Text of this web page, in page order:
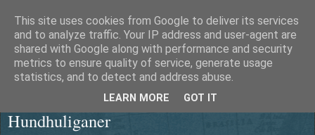
Äventyrshunden Diesel
Hundhuliganer
This site uses cookies from Google to deliver its services
and to analyze traffic. Your IP address and user-agent are
shared with Google along with performance and security
metrics to ensure quality of service, generate usage
statistics, and to detect and address abuse.
LEARN MORE GOT IT